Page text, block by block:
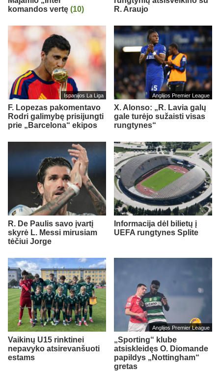
komandos vertę (10)
R. Araujo
Ispanijos La Liga
F. Lopezas pakomentavo
Rodri galimybę prisijungti
prie „Barcelona“ ekipos
Anglijos Premier League
X. Alonso: „R. Lavia galų
gale turėjo sužaisti visas
rungtynes“
R. De Paulis savo įvartį
skyrė L. Messi mirusiam
tėčiui Jorge
Informacija dėl bilietų į
UEFA rungtynes Splite
Vaikinų U15 rinktinei
nepavyko atsirevanšuoti
estams
Anglijos Premier League
„Sporting“ klube
atsiskleidęs O. Diomande
papildys „Nottingham“
gretas